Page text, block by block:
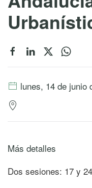
lunes, 14 de junio
Más detalles
Dos sesiones: 17 y